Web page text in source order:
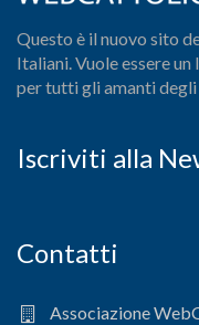
Questo è il nuovo sito
Italiani. Vuole essere
per tutti gli amanti
Iscriviti alla
Contatti
Associazione